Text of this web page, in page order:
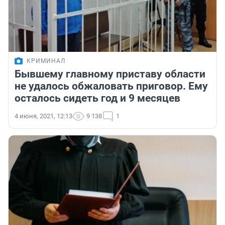
КРИМИНАЛ
Бывшему главному приставу области
не удалось обжаловать приговор. Ему
осталось сидеть год и 9 месяцев
4 июня, 2021, 12:13 9 138 1